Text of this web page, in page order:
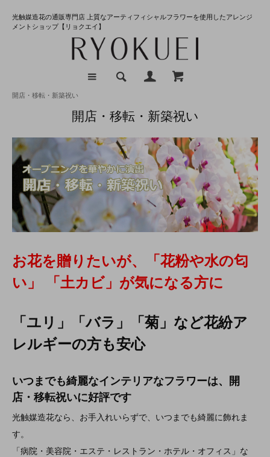
光触媒造花の通販専門店 上質なアーティフィシャルフラワーを使用したアレンジ
メントショップ【リョクエイ】
開店・移転・新築祝い
開店・移転・新築祝い
お花を贈りたいが、「花粉や水の匂
い」 「土カビ」が気になる方に
「ユリ」「バラ」「菊」など花紛ア
レルギーの方も安心
いつまでも綺麗なインテリアなフラワーは、開
店・移転祝いに好評です
光触媒造花なら、お手入れいらずで、いつまでも綺麗に飾れま
す。
「病院・美容院・エステ・レストラン・ホテル・オフィス」な